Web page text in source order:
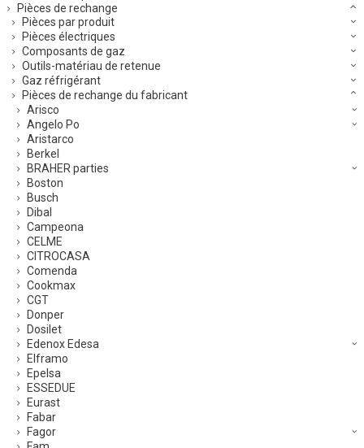
Pièces de rechange
Pièces par produit
Pièces électriques
Composants de gaz
Outils-matériau de retenue
Gaz réfrigérant
Pièces de rechange du fabricant
Arisco
Angelo Po
Aristarco
Berkel
BRAHER parties
Boston
Busch
Dibal
Campeona
CELME
CITROCASA
Comenda
Cookmax
CGT
Donper
Dosilet
Edenox Edesa
Elframo
Epelsa
ESSEDUE
Eurast
Fabar
Fagor